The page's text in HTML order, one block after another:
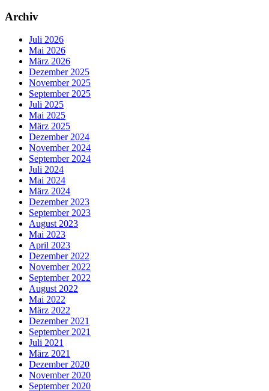
Archiv
Juli 2026
Mai 2026
März 2026
Dezember 2025
November 2025
September 2025
Juli 2025
Mai 2025
März 2025
Dezember 2024
November 2024
September 2024
Juli 2024
Mai 2024
März 2024
Dezember 2023
September 2023
August 2023
Mai 2023
April 2023
Dezember 2022
November 2022
September 2022
August 2022
Mai 2022
März 2022
Dezember 2021
September 2021
Juli 2021
März 2021
Dezember 2020
November 2020
September 2020